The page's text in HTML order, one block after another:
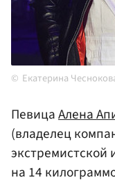
Екатерина
ПевицаАлена
(владелец
экстремистской
на 14